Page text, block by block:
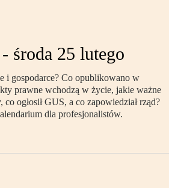
środa 25 lutego
i gospodarce? Co opublikowano w
prawne wchodzą w życie, jakie ważne
co ogłosił GUS, a co zapowiedział rząd?
dla profesjonalistów.